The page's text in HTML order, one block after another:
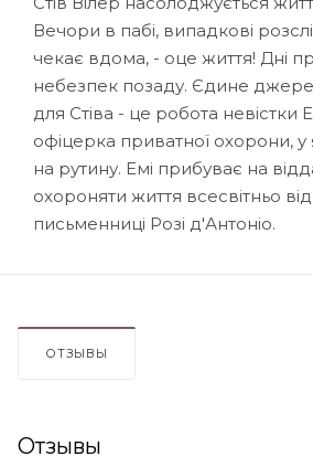
Вечори в пабі, випадкові
чекає вдома, - оце життя! Дні
небезпек позаду. Єдине
для Стіва - це робота невістки
офіцерка приватної охорони, у
на рутину. Емі прибуває на
охороняти життя всесвітньо
письменниці Розі д'Антоніо.
ОТЗЫВЫ
Отзывы